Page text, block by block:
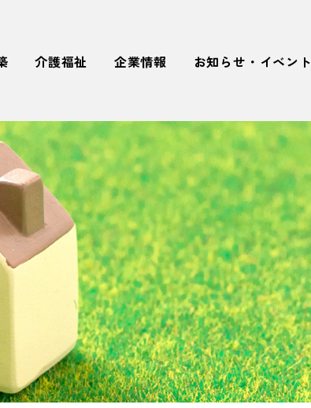
介護福祉 企業情報 お知らせ・イベント